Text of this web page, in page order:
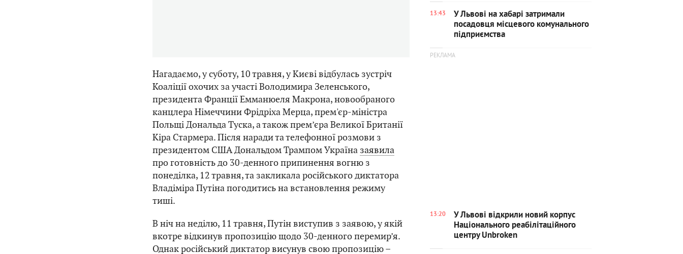
Нагадаємо, у суботу, 10 травня, у Києві відбулась зустріч
Коаліції охочих за участі Володимира Зеленського,
президента Франції Емманюеля Макрона, новообраного
канцлера Німеччини Фрідріха Мерца, прем'єр-міністра
Польщі Дональда Туска, а також прем’єра Великої Британії
Кіра Стармера. Після наради та телефонної розмови з
президентом США Дональдом Трампом Україна заявила
про готовність до 30-денного припинення вогню з
понеділка, 12 травня, та закликала російського диктатора
Владіміра Путіна погодитись на встановлення режиму
тиші.
В ніч на неділю, 11 травня, Путін виступив з заявою, у якій
вкотре відкинув пропозицію щодо 30-денного перемир’я.
Однак російський диктаторвисунув свою пропозицію –
13:43
У Львові на хабарі затримали
посадовця місцевого комунального
підприємства
13:20
У Львові відкрили новий корпус
Національного реабілітаційного
центру Unbroken